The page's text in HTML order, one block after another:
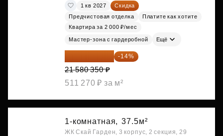
1 кв 2027
Скидка
Предчистовая отделка
Платите как хотите
Квартира за 2 000 ₽/мес
Мастер-зона с гардеробной Ещё
18 559 101 ₽ -14%
21 580 350 ₽
511 270 ₽ за м²
1-комнатная, 37.5м²
ЖК Скай Гарден, 3 корпус, 2 секция, 29